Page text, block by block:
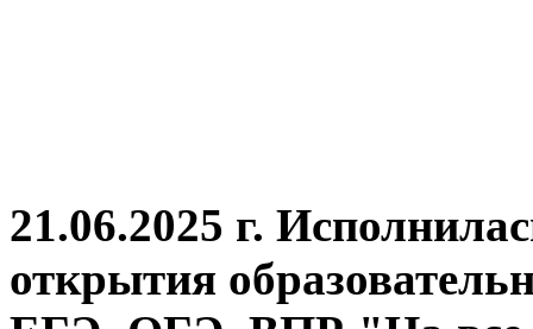
21.06.2025 г.
открытия